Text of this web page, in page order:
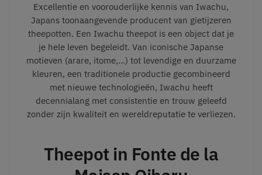
Excellentie en voorouderlijke kennis van Iwachu,
Japans toonaangevende producent van gietijzeren
theepotten. Een Iwachu theepot is een object dat je
je hele leven begeleidt. Van iconische Japanse
motieven (arare, itome,...) tot levendige en duurzame
kleuren, een traditionele productie gecombineerd
met nieuwe technologieën, Iwachu heeft
decennialang met consistentie en trouw geleefd
zonder zijn kwaliteit en wereldreputatie te verliezen.
Theepot in Fonte de la